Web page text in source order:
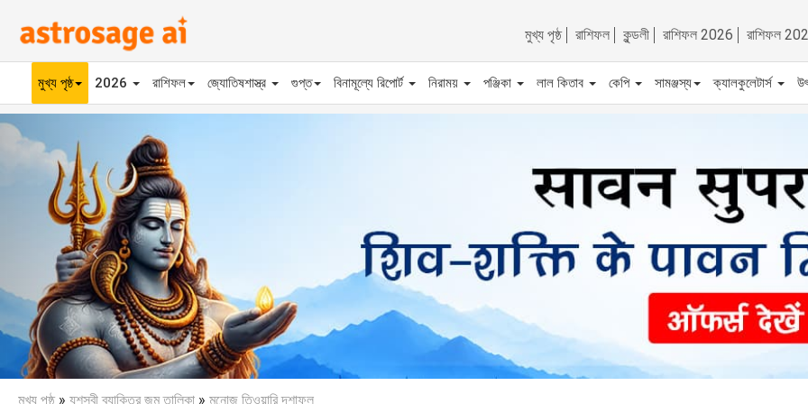
মুখ্য পৃষ্ঠ রাশিফল কুন্ডলী রাশিফল 2026 রাশিফল
মুখ্য পৃষ্ঠ 2026 রাশিফল জ্যোতিষশাস্ত্র গুপ্ত বিনামূল্যে রিপোর্ট নিরাময় পঞ্জিকা লাল কিতাব কেপি সামঞ্জস্য ক্যালকুলেটার্স
Previous
মুখ্য পৃষ্ঠ » যশস্বী ব্যাক্তির জন্ম তালিকা » মনোজ তিওয়ারি দশাফল